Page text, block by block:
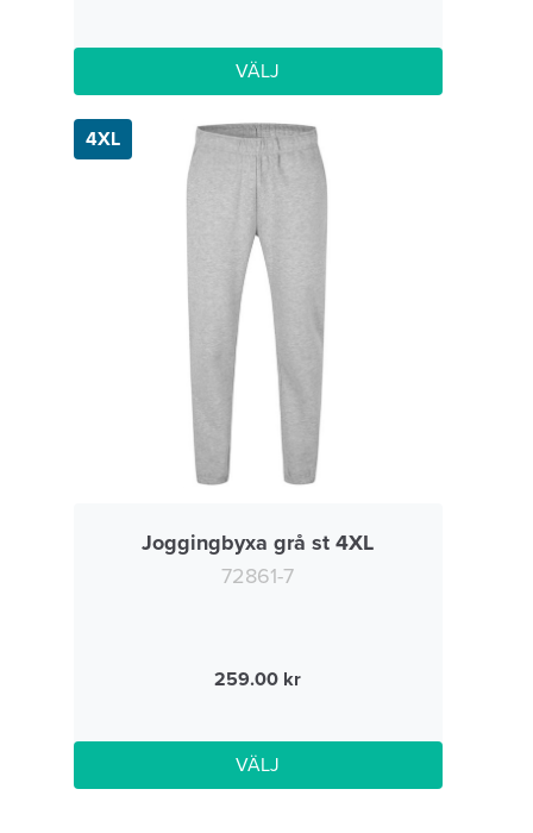
VÄLJ
4XL
Joggingbyxa grå st 4XL
72861-7
259.00
VÄLJ